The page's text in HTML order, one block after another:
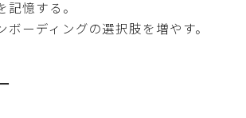
憶する。
ボーディングの選択肢を増やす。